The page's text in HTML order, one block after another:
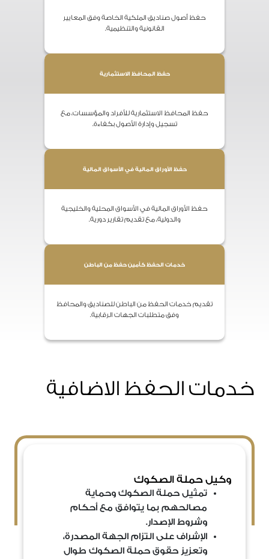
حفظ أصول صناديق الملكية الخاصة وفق المعايير
القانونية والتنظيمية.
حفظ المحافظ الاستثمارية
حفظ المحافظ الاستثمارية للأفراد والمؤسسات، مع
تسجيل وإدارة الأصول بكفاءة.
حفظ الأوراق المالية في الأسواق المالية
حفظ الأوراق المالية في الأسواق المحلية والخليجية
والدولية، مع تقديم تقارير دورية.
خدمات الحفظ كأمين حفظ من الباطن
تقديم خدمات الحفظ من الباطن للصناديق والمحافظ
وفق متطلبات الجهات الرقابية.
خدمات الحفظ الاضافية
وكيل حملة الصكوك
تمثيل حملة الصكوك وحماية
مصالحهم بما يتوافق مع أحكام
وشروط الإصدار.
الإشراف على التزام الجهة المصدرة،
وتعزيز حقوق حملة الصكوك طوال